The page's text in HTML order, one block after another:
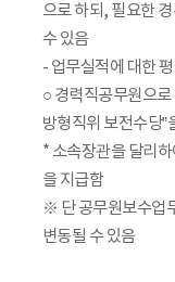
으로 하되, 필요한
수 있음
- 업무실적에 대한
○ 경력직공무원으로
방형직위 보전수당”
* 소속장관을 달리
을 지급함
※ 단 공무원보수업
변동될 수 있음